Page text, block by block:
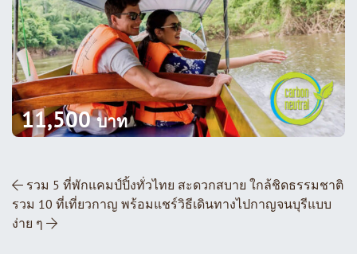
11,500บาท
ส่วนนำทางโพสต์
รวม 5 ที่พักแคมป์ปิ้งทั่วไทย สะดวกสบาย ใกล้ชิดธรรมชาติ
รวม 10 ที่เที่ยวกาญ พร้อมแชร์วิธีเดินทางไปกาญจนบุรีแบบ
ง่าย ๆ